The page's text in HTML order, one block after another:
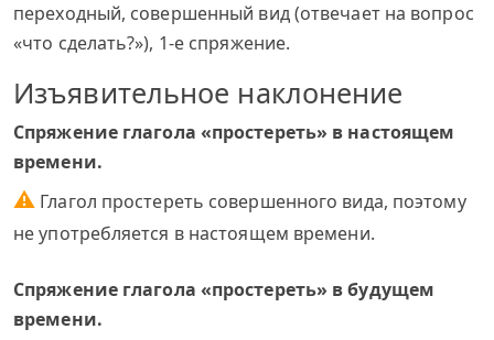
переходный, совершенный вид (отвечает на вопрос
«что сделать?»), 1-е спряжение.
Изъявительное наклонение
Спряжение глагола «простереть» в настоящем
времени.
⚠ Глагол простереть совершенного вида, поэтому
не употребляется в настоящем времени.
Спряжение глагола «простереть» в будущем
времени.